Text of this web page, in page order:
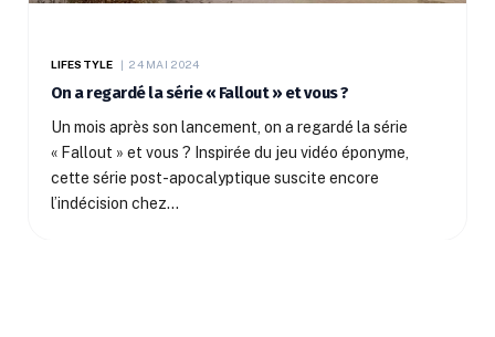
LIFESTYLE 24 MAI 2024
On a regardé la série « Fallout » et vous ?
Un mois après son lancement, on a regardé la série
« Fallout » et vous ? Inspirée du jeu vidéo éponyme,
cette série post-apocalyptique suscite encore
l’indécision chez…